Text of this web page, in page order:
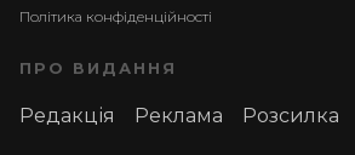
Політика конфіденційності
ПРО ВИДАННЯ
Редакція Реклама Розсилка